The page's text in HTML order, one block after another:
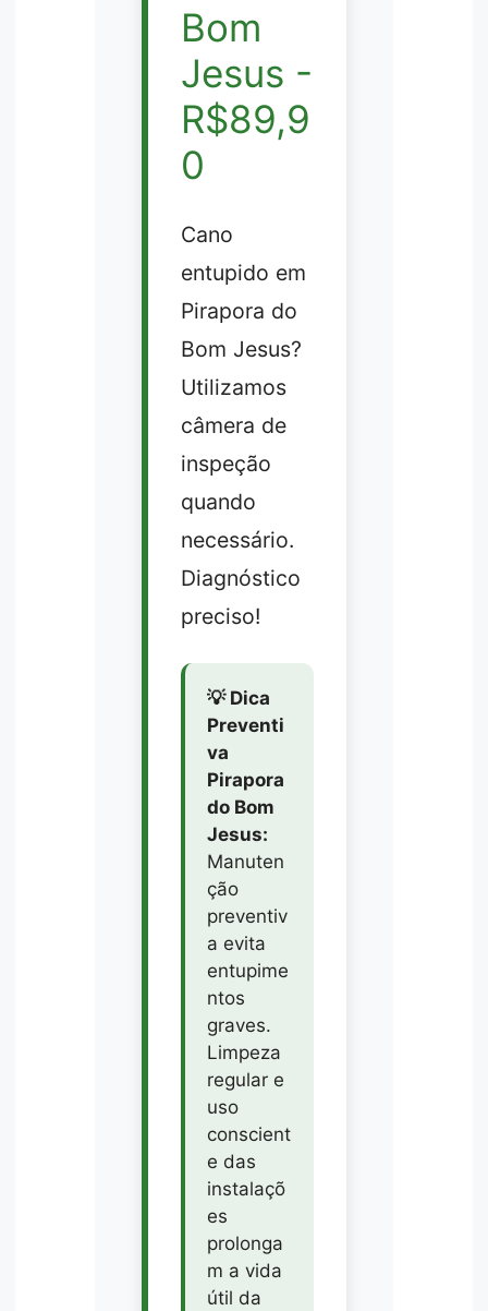
Bom
Jesus -
R$89,9
0
Cano
entupido em
Pirapora do
Bom Jesus?
Utilizamos
câmera de
inspeção
quando
necessário.
Diagnóstico
preciso!
💡 Dica
Preventi
va
Pirapora
do Bom
Jesus:
Manuten
ção
preventiv
a evita
entupime
ntos
graves.
Limpeza
regular e
uso
conscient
e das
instalaçõ
es
prolonga
m a vida
útil da